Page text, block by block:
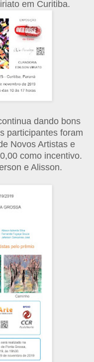
em Curitiba.
dando bons
participantes foram
Novos Artistas e
como incentivo.
e Alisson.